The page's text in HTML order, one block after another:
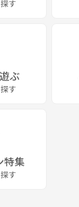
す
ぶ
す
特集
す